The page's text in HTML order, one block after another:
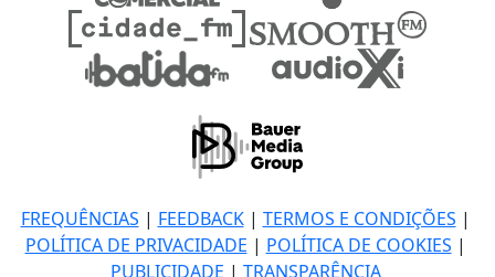
FREQUÊNCIAS | FEEDBACK| TERMOS E CONDIÇÕES |
POLÍTICA DE PRIVACIDADE | POLÍTICA DE COOKIES |
PUBLICIDADE | TRANSPARÊNCIA